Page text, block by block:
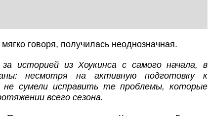
говоря, получилась неоднозначная.
историей из Хоукинса с самого начала, в
несмотря на активную подготовку к
не сумели исправить те проблемы, которые
всего сезона.